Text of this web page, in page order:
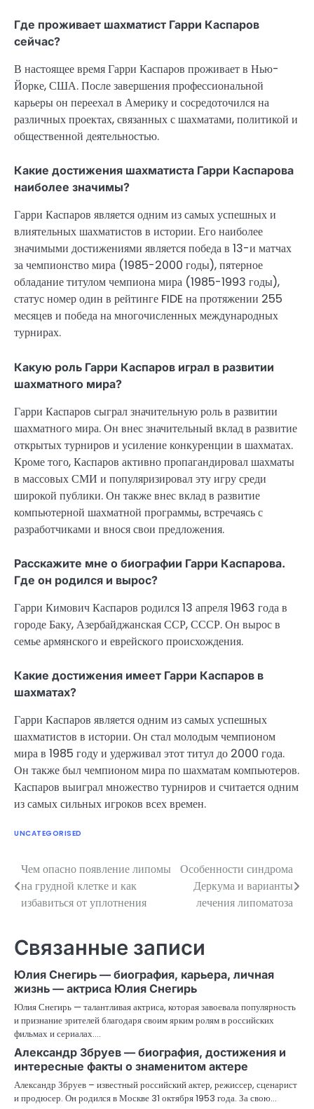
Где проживает шахматист Гарри Каспаров
сейчас?
В настоящее время Гарри Каспаров проживает в Нью-
Йорке, США. После завершения профессиональной
карьеры он переехал в Америку и сосредоточился на
различных проектах, связанных с шахматами, политикой и
общественной деятельностью.
Какие достижения шахматиста Гарри Каспарова
наиболее значимы?
Гарри Каспаров является одним из самых успешных и
влиятельных шахматистов в истории. Его наиболее
значимыми достижениями является победа в 13-и матчах
за чемпионство мира (1985-2000 годы), пятерное
обладание титулом чемпиона мира (1985-1993 годы),
статус номер один в рейтинге FIDE на протяжении 255
месяцев и победа на многочисленных международных
турнирах.
Какую роль Гарри Каспаров играл в развитии
шахматного мира?
Гарри Каспаров сыграл значительную роль в развитии
шахматного мира. Он внес значительный вклад в развитие
открытых турниров и усиление конкуренции в шахматах.
Кроме того, Каспаров активно пропагандировал шахматы
в массовых СМИ и популяризировал эту игру среди
широкой публики. Он также внес вклад в развитие
компьютерной шахматной программы, встречаясь с
разработчиками и внося свои предложения.
Расскажите мне о биографии Гарри Каспарова.
Где он родился и вырос?
Гарри Кимович Каспаров родился 13 апреля 1963 года в
городе Баку, Азербайджанская ССР, СССР. Он вырос в
семье армянского и еврейского происхождения.
Какие достижения имеет Гарри Каспаров в
шахматах?
Гарри Каспаров является одним из самых успешных
шахматистов в истории. Он стал молодым чемпионом
мира в 1985 году и удерживал этот титул до 2000 года.
Он также был чемпионом мира по шахматам компьютеров.
Каспаров выиграл множество турниров и считается одним
из самых сильных игроков всех времен.
UNCATEGORISED
Навигация
по
Чем опасно появление липомы
на грудной клетке и как
избавиться от уплотнения
Особенности синдрома
Деркума и варианты
лечения липоматоза
Связанные записи
Юлия Снегирь — биография, карьера, личная
жизнь — актриса Юлия Снегирь
Юлия Снегирь — талантливая актриса, которая завоевала популярность
и признание зрителей благодаря своим ярким ролям в российских
фильмах и сериалах.…
Александр Збруев — биография, достижения и
интересные факты о знаменитом актере
Александр Збруев – известный российский актер, режиссер, сценарист
и продюсер. Он родился в Москве 31 октября 1953 года. За свою…